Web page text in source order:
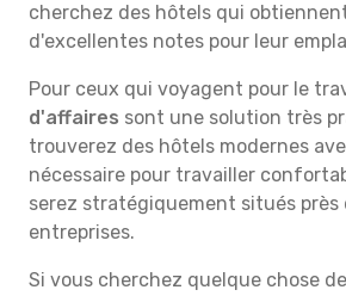
cherchez des hôtels qui
d'excellentes notes pour leur
Pour ceux qui voyagent pour le
d'affaires sont une solution très
trouverez des hôtels modernes
nécessaire pour travailler
serez stratégiquement situés près
entreprises.
Si vous cherchez quelque chose